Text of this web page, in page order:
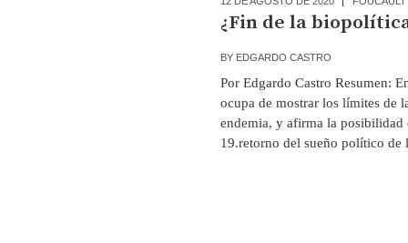
¿Fin de la
BY EDGARDO CASTRO
Por Edgardo Castro Resumen:
ocupa de mostrar los límites de
endemia, y afirma la
19.retorno del sueño político de